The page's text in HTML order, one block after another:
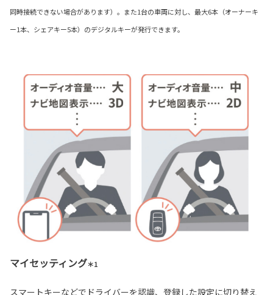
同時接続できない場合があります）。また1台の車両に対し、最大6本（オーナーキ
ー1本、シェアキー5本）のデジタルキーが発行できます。
マイセッティング＊1
スマートキーなどでドライバーを認識、登録した設定に切り替え